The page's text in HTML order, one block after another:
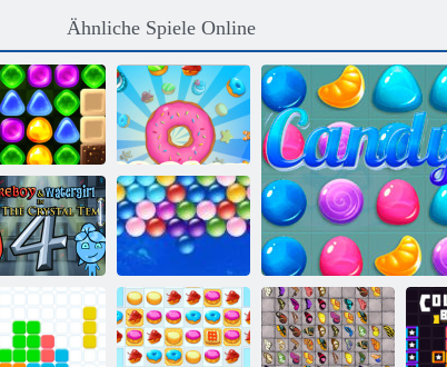
Ähnliche Spiele Online
Zurück nach
Candyland 4:
Lollipop Garden
Cookie Crush
Feuer und
Wasser 4:
Kristalltempel
Endlose Bubbles